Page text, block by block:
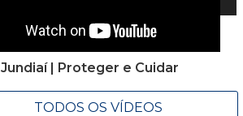
Jundiaí | Proteger e Cuidar
TODOS OS VÍDEOS